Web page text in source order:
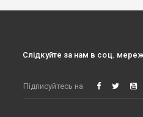
Слідкуйте за нам в соц.
Підписуйтесь на